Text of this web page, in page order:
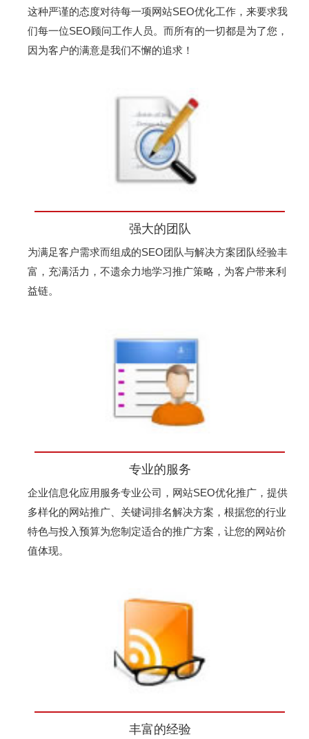
这种严谨的态度对待每一项网站SEO优化工作，来要求我
们每一位SEO顾问工作人员。而所有的一切都是为了您，
因为客户的满意是我们不懈的追求！
强大的团队
为满足客户需求而组成的SEO团队与解决方案团队经验丰
富，充满活力，不遗余力地学习推广策略，为客户带来利
益链。
专业的服务
企业信息化应用服务专业公司，网站SEO优化推广，提供
多样化的网站推广、关键词排名解决方案，根据您的行业
特色与投入预算为您制定适合的推广方案，让您的网站价
值体现。
丰富的经验